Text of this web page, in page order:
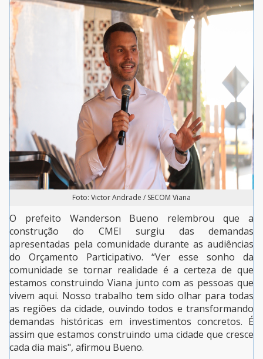
Foto: Victor Andrade / SECOM Viana
O prefeito Wanderson Bueno relembrou que a
construção do CMEI surgiu das demandas
apresentadas pela comunidade durante as audiências
do Orçamento Participativo. “Ver esse sonho da
comunidade se tornar realidade é a certeza de que
estamos construindo Viana junto com as pessoas que
vivem aqui. Nosso trabalho tem sido olhar para todas
as regiões da cidade, ouvindo todos e transformando
demandas históricas em investimentos concretos. É
assim que estamos construindo uma cidade que cresce
cada dia mais", afirmou Bueno.